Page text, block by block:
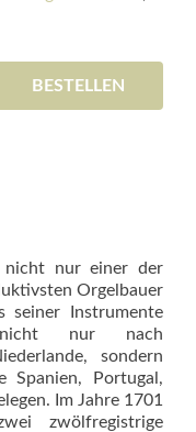
BESTELLEN
nicht nur einer der
Orgelbauer
seiner Instrumente
nicht nur nach
sondern
Spanien, Portugal,
Im Jahre 1701
zwölfregis­trige